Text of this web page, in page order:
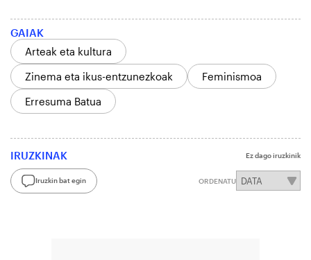
GAIAK
Arteak eta kultura
Zinema eta ikus-entzunezkoak
Feminismoa
Erresuma Batua
IRUZKINAK Ez dago iruzkinik
Iruzkin bat egin ORDENATU